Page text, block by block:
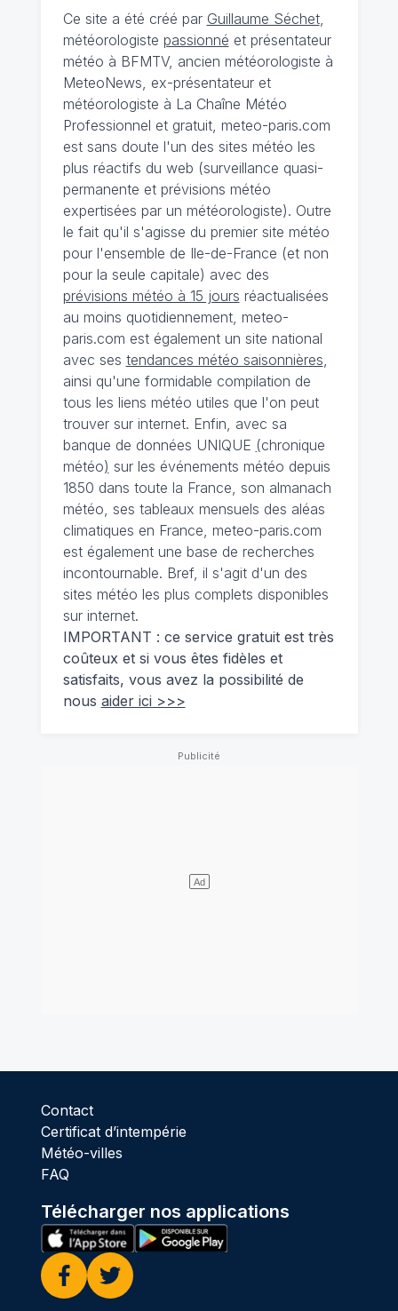
Ce site a été créé par Guillaume Séchet,
météorologiste passionné et présentateur
météo à BFMTV, ancien météorologiste à
MeteoNews, ex-présentateur et
météorologiste à La Chaîne Météo
Professionnel et gratuit, meteo-paris.com
est sans doute l'un des sites météo les
plus réactifs du web (surveillance quasi-
permanente et prévisions météo
expertisées par un météorologiste). Outre
le fait qu'il s'agisse du premier site météo
pour l'ensemble de Ile-de-France (et non
pour la seule capitale) avec des
prévisions météo à 15 jours réactualisées
au moins quotidiennement, meteo-
paris.com est également un site national
avec ses tendances météo saisonnières,
ainsi qu'une formidable compilation de
tous les liens météo utiles que l'on peut
trouver sur internet. Enfin, avec sa
banque de données UNIQUE (chronique
météo) sur les événements météo depuis
1850 dans toute la France, son almanach
météo, ses tableaux mensuels des aléas
climatiques en France, meteo-paris.com
est également une base de recherches
incontournable. Bref, il s'agit d'un des
sites météo les plus complets disponibles
sur internet.
IMPORTANT : ce service gratuit est très
coûteux et si vous êtes fidèles et
satisfaits, vous avez la possibilité de
nous aider ici >>>
Contact
Certificat d’intempérie
Météo-villes
FAQ
Télécharger nos applications
Facebook
Twitter